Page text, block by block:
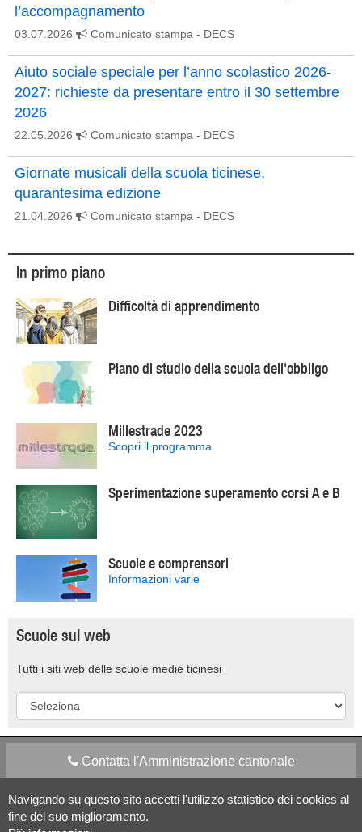
Navigando su questo sito accetti l'utilizzo statistico dei cookies al
fine del suo miglioramento.
l’accompagnamento
03.07.2026 Comunicato stampa - DECS
Aiuto sociale speciale per l’anno scolastico 2026-
2027: richieste da presentare entro il 30 settembre
2026
22.05.2026 Comunicato stampa - DECS
Giornate musicali della scuola ticinese,
quarantesima edizione
21.04.2026 Comunicato stampa - DECS
In primo piano
Difficoltà di apprendimento
Piano di studio della scuola dell'obbligo
Millestrade 2023
Scopri il programma
Sperimentazione superamento corsi A e B
Scuole e comprensori
Informazioni varie
Scuole sul web
Tutti i siti web delle scuole medie ticinesi
Contatta l'Amministrazione cantonale
Apps Mobile Social media